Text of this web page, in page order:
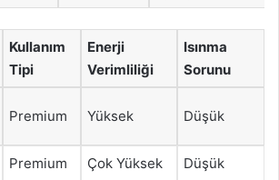
Kullanım
Tipi
Enerji
Verimliliği
Isınma
Sorunu
Premium Yüksek Düşük
Premium Çok Yüksek Düşük